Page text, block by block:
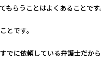
らうことはよくあることです
とです。
でに依頼している弁護士だ